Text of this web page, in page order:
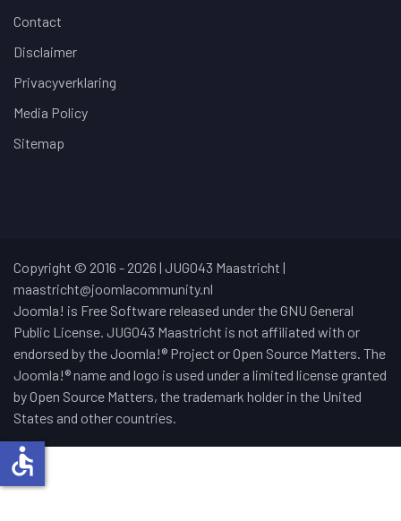
Contact
Disclaimer
Privacyverklaring
Media Policy
Sitemap
Copyright © 2016 - 2026 | JUG043 Maastricht |
maastricht@joomlacommunity.nl
Joomla! is Free Software released under the GNU General
Public License. JUG043 Maastricht is not affiliated with or
endorsed by the Joomla!® Project or Open Source Matters. The
Joomla!® name and logo is used under a limited license granted
by Open Source Matters, the trademark holder in the United
States and other countries.
accessible